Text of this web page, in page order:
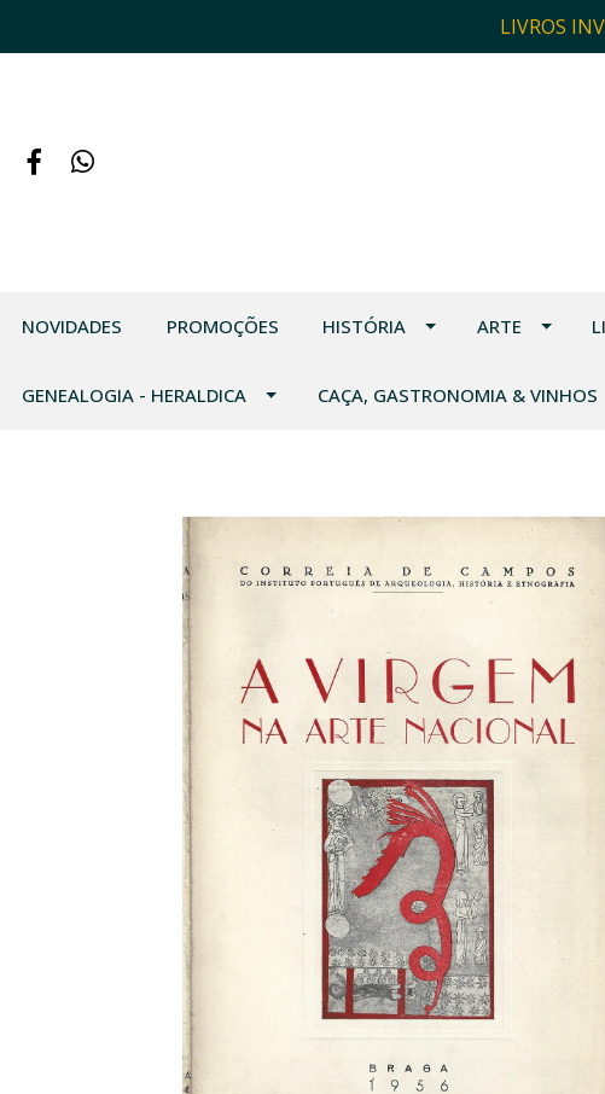
LIVROS
NOVIDADES PROMOÇÕES HISTÓRIA ARTE
GENEALOGIA - HERALDICA CAÇA, GASTRONOMIA & VINHOS